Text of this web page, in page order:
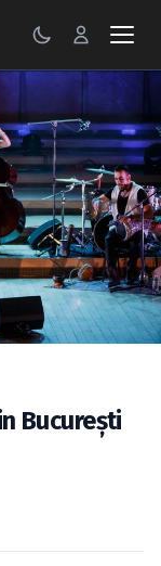
Bucureşti